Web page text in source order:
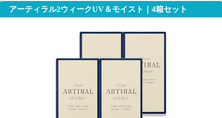
アーティラル2ウィークUV＆モイスト｜4箱セット